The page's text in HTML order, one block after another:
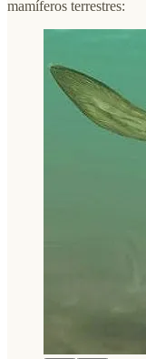
mamíferos terrestres: